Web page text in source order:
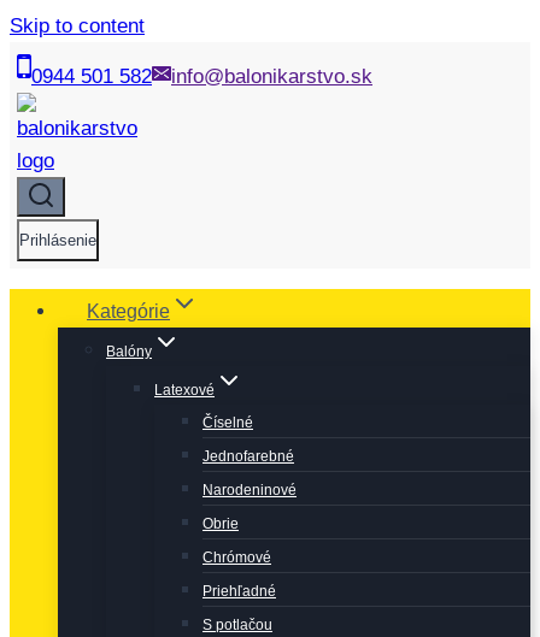
Skip to content
0944 501 582 info@balonikarstvo.sk
Prihlásenie
Kategórie
Balóny
Latexové
Číselné
Jednofarebné
Narodeninové
Obrie
Chrómové
Priehľadné
S potlačou